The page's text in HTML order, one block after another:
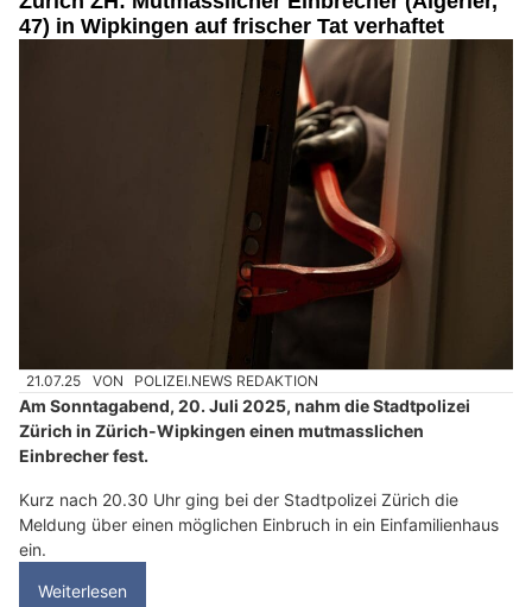
47) in Wipkingen auf frischer Tat verhaftet
21.07.25 VON POLIZEI.NEWS REDAKTION
Am Sonntagabend, 20. Juli 2025, nahm die Stadtpolizei
Zürich in Zürich-Wipkingen einen mutmasslichen
Einbrecher fest.
Kurz nach 20.30 Uhr ging bei der Stadtpolizei Zürich die
Meldung über einen möglichen Einbruch in ein Einfamilienhaus
ein.
Weiterlesen